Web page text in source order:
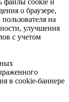
о браузере,
на
улучшения
с учетом
в cookie-баннере